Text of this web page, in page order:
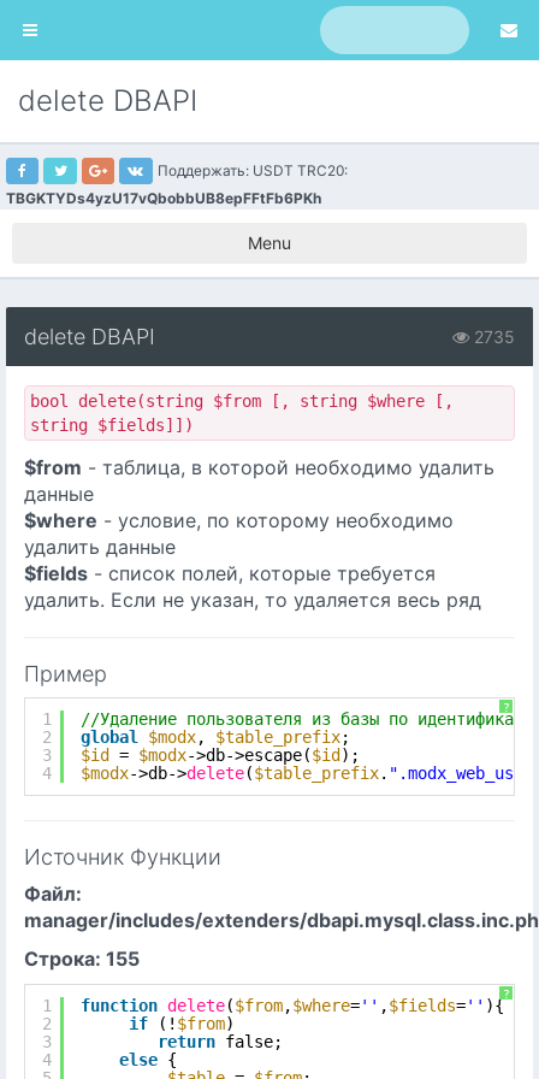
delete DBAPI
Поддержать: USDT TRC20:
TBGKTYDs4yzU17vQbobbUB8epFFtFb6PKh
Menu
2735
delete DBAPI
bool delete(string $from [, string $where [,
string $fields]])
$from - таблица, в которой необходимо удалить
данные
$where - условие, по которому необходимо
удалить данные
$fields - список полей, которые требуется
удалить. Если не указан, то удаляется весь ряд
Пример
?
1
2
3
4
//Удаление пользователя из базы по
global
$modx, $table_prefix;
$id
= $modx->db->escape($id );
$modx->db->delete($table_prefix.
Источник Функции
Файл:
manager/includes/extenders/
Строка: 155
?
1
2
3
4
function delete($from,$where='' ,$fields='' ){
if
(! $from)
return false;
else {